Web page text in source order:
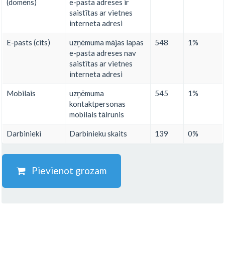
(domēns)
e-pasta adreses ir
saistītas ar vietnes
interneta adresi
E-pasts (cits)
uzņēmuma mājas lapas
e-pasta adreses nav
saistītas ar vietnes
interneta adresi
548 1%
Mobilais
uzņēmuma
kontaktpersonas
mobilais tālrunis
545 1%
Darbinieki Darbinieku skaits 139 0%
Pievienot grozam